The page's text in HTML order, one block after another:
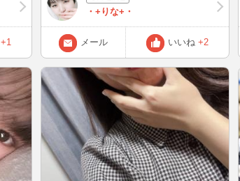
+1
・+りな+・
メール いいね +2